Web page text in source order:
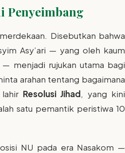
Penyeimbang
Disebutkan bahwa
Asy’ari — yang oleh kaum
menjadi rujukan utama bagi
arahan tentang bagaimana
Resolusi Jihad, yang kini
satu pemantik peristiwa 10
NU pada era Nasakom —